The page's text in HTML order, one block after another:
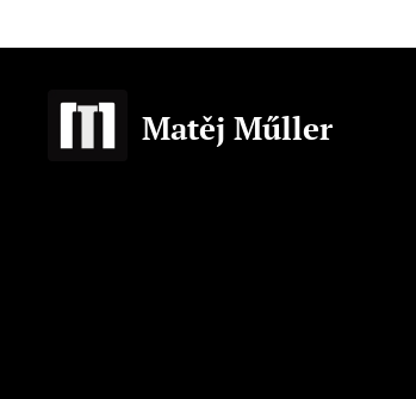
Matěj Műller